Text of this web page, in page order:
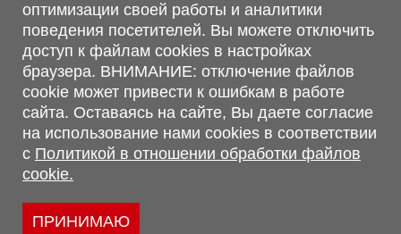
г. Минск, Минский р-н, п. Привольный, ул. Мира, 20А,
223062
г. Брест, ул. Лейтенанта Рябцева, 108 В, 224701
Обращаем Ваше внимание, что вся предоставленная на сайте
информация, касающаяся комплектаций, технических
характеристик, цветовых сочетаний, а также стоимости и
сервисного обслуживания носит информационный характер и
не является публичной офертой, определяемой п.2 ст.407
Гражданского кодекса Республики Беларусь.
Политика обработки персональных данных
Политикой в отношении обработки файлов cookie.
оптимизации своей работы и аналитики
поведения посетителей. Вы можете отключить
доступ к файлам cookies в настройках
браузера. ВНИМАНИЕ: отключение файлов
cookie может привести к ошибкам в работе
сайта. Оставаясь на сайте, Вы даете согласие
на использование нами cookies в соответствии
с Политикой в отношении обработки файлов
cookie.
ПРИНИМАЮ